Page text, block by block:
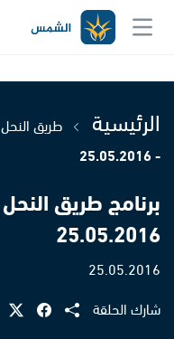
الرئيسية طريق النحل
- 25.05.2016
برنامج طريق
25.05.2016
25.05.2016
شارك الحلقة